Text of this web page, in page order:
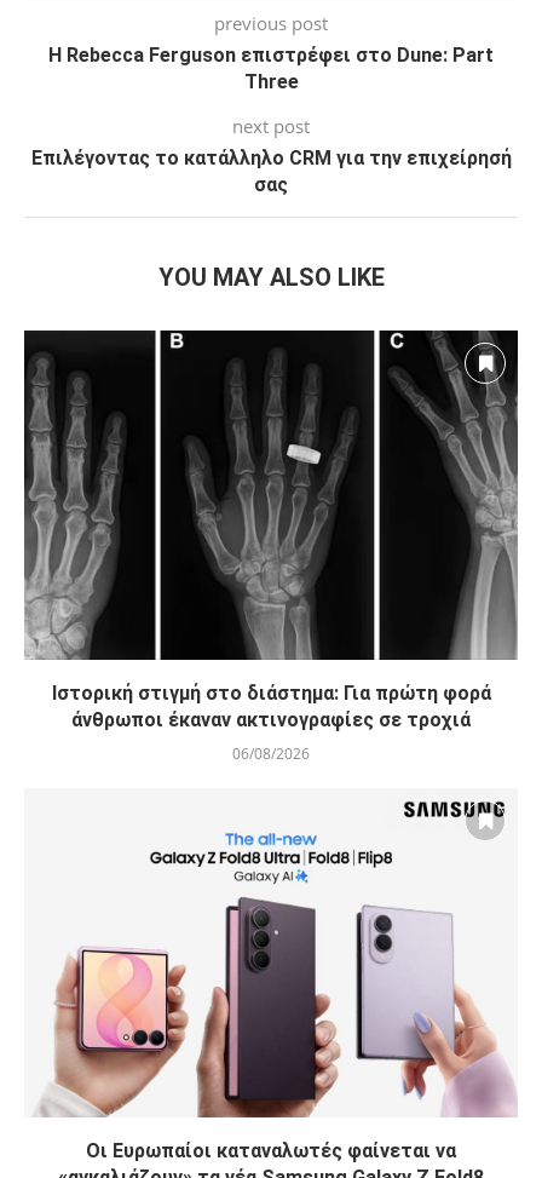
previous post
Η Rebecca Ferguson επιστρέφει στο Dune: Part
Three
next post
Επιλέγοντας το κατάλληλο CRM για την επιχείρησή
σας
YOU MAY ALSO LIKE
Ιστορική στιγμή στο διάστημα: Για πρώτη φορά
άνθρωποι έκαναν ακτινογραφίες σε τροχιά
06/08/2026
Οι Ευρωπαίοι καταναλωτές φαίνεται να